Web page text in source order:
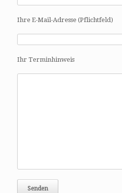
Ihre E-Mail-Adresse (Pflichtfeld)
Ihr Terminhinweis